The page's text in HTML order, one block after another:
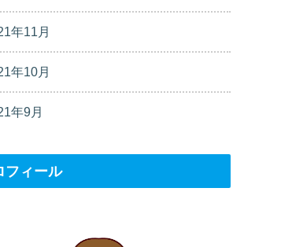
年11月
年10月
年9月
フィール